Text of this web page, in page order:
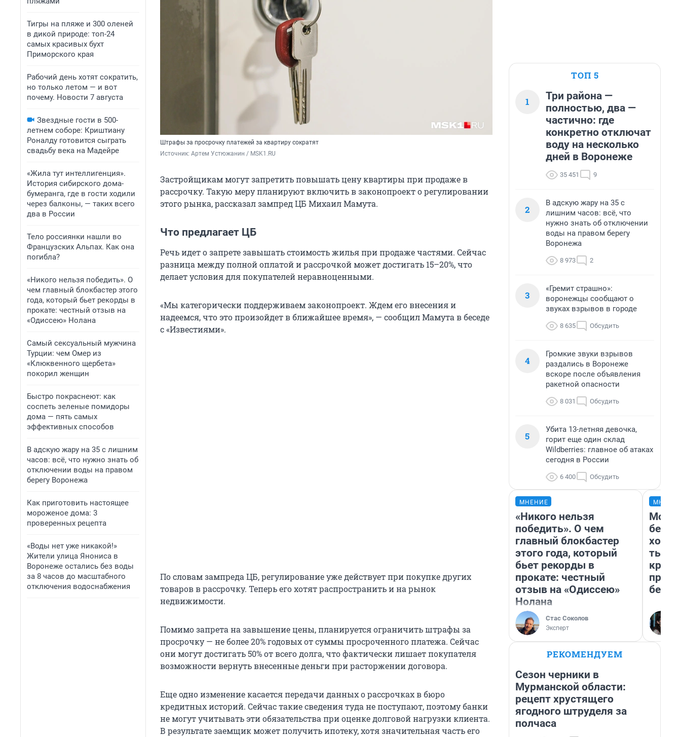
Тигры на пляже и 300 оленей
в дикой природе: топ-24
самых красивых бухт
Приморского края
Рабочий день хотят сократить,
но только летом — и вот
почему. Новости 7 августа
Звездные гости в 500-
летнем соборе: Криштиану
Роналду готовится сыграть
свадьбу века на Мадейре
«Жила тут интеллигенция».
История сибирского дома-
бумеранга, где в гости ходили
через балконы, — таких всего
два в России
Тело россиянки нашли во
Французских Альпах. Как она
погибла?
«Никого нельзя победить». О
чем главный блокбастер этого
года, который бьет рекорды в
прокате: честный отзыв на
«Одиссею» Нолана
Самый сексуальный мужчина
Турции: чем Омер из
«Клюквенного щербета»
покорил женщин
Быстро покраснеют: как
соспеть зеленые помидоры
дома — пять самых
эффективных способов
В адскую жару на 35 с лишним
часов: всё, что нужно знать об
отключении воды на правом
берегу Воронежа
Как приготовить настоящее
мороженое дома: 3
проверенных рецепта
«Воды нет уже никакой!»
Жители улица Янониса в
Воронеже остались без воды
за 8 часов до масштабного
отключения водоснабжения
Штрафы за просрочку платежей за квартиру сократят
Источник: Артем Устюжанин / MSK1.RU
Застройщикам могут запретить повышать цену квартиры при продаже в
рассрочку. Такую меру планируют включить в законопроект о регулировании
этого рынка, рассказал зампред ЦБ Михаил Мамута.
Что предлагает ЦБ
Речь идет о запрете завышать стоимость жилья при продаже частями. Сейчас
разница между полной оплатой и рассрочкой может достигать 15–20%, что
делает условия для покупателей неравноценными.
«Мы категорически поддерживаем законопроект. Ждем его внесения и
надеемся, что это произойдет в ближайшее время», — сообщил Мамута в беседе
с «Известиями».
По словам зампреда ЦБ, регулирование уже действует при покупке других
товаров в рассрочку. Теперь его хотят распространить и на рынок
недвижимости.
Помимо запрета на завышение цены, планируется ограничить штрафы за
просрочку — не более 20% годовых от суммы просроченного платежа. Сейчас
они могут достигать 50% от всего долга, что фактически лишает покупателя
возможности вернуть внесенные деньги при расторжении договора.
Еще одно изменение касается передачи данных о рассрочках в бюро
кредитных историй. Сейчас такие сведения туда не поступают, поэтому банки
не могут учитывать эти обязательства при оценке долговой нагрузки клиента.
В результате заемщик может получить ипотеку, хотя значительная часть его
ТОП 5
1
Три района —
полностью, два —
частично: где
конкретно отключат
воду на несколько
дней в Воронеже
35 451 9
2
В адскую жару на 35 с
лишним часов: всё, что
нужно знать об отключении
воды на правом берегу
Воронежа
8 973 2
3
«Гремит страшно»:
воронежцы сообщают о
звуках взрывов в городе
8 635 Обсудить
4
Громкие звуки взрывов
раздались в Воронеже
вскоре после объявления
ракетной опасности
8 031 Обсудить
5
Убита 13-летняя девочка,
горит еще один склад
Wildberries: главное об атаках
сегодня в России
6 400 Обсудить
МНЕНИЕ
«Никого нельзя
победить». О чем
главный блокбастер
этого года, который
бьет рекорды в
прокате: честный
отзыв на «Одиссею»
Нолана
Стас Соколов
Эксперт
Мой
РЕКОМЕНДУЕМ
Сезон черники в
Мурманской области:
рецепт хрустящего
ягодного штруделя за
полчаса